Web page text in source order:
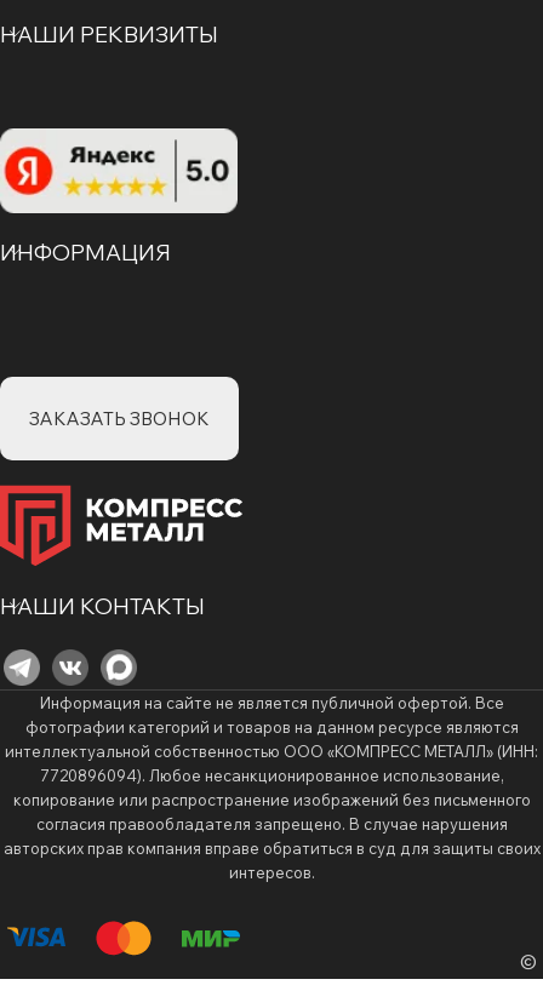
НАШИ РЕКВИЗИТЫ
ИНФОРМАЦИЯ
ЗАКАЗАТЬ ЗВОНОК
НАШИ КОНТАКТЫ
Информация на сайте не является публичной офертой. Все
фотографии категорий и товаров на данном ресурсе являются
интеллектуальной собственностью ООО «КОМПРЕСС МЕТАЛЛ» (ИНН:
7720896094). Любое несанкционированное использование,
копирование или распространение изображений без письменного
согласия правообладателя запрещено. В случае нарушения
авторских прав компания вправе обратиться в суд для защиты своих
интересов.
©